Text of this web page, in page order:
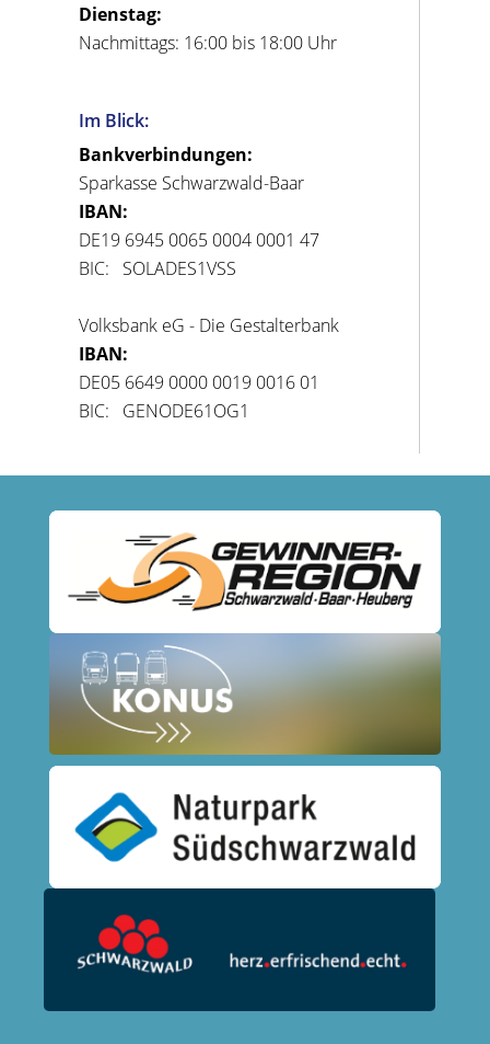
Dienstag:
Nachmittags: 16:00 bis 18:00 Uhr
Im Blick:
Bankverbindungen:
Sparkasse Schwarzwald-Baar
IBAN:
DE19 6945 0065 0004 0001 47
BIC: SOLADES1VSS
Volksbank eG - Die Gestalterbank
IBAN:
DE05 6649 0000 0019 0016 01
BIC: GENODE61OG1